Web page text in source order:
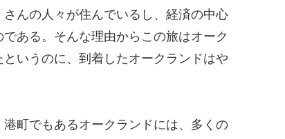
んの人々が住んでいるし、経済の中心
ある。そんな理由からこの旅はオーク
いうのに、到着したオークランドはや
町でもあるオークランドには、多くの